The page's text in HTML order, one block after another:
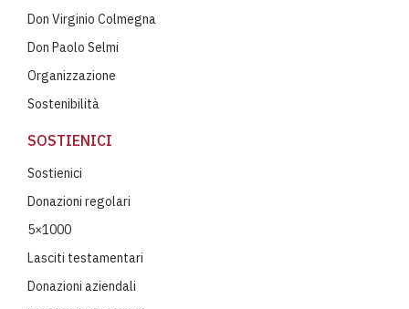
Don Virginio Colmegna
Don Paolo Selmi
Organizzazione
Sostenibilità
SOSTIENICI
Sostienici
Donazioni regolari
5×1000
Lasciti testamentari
Donazioni aziendali